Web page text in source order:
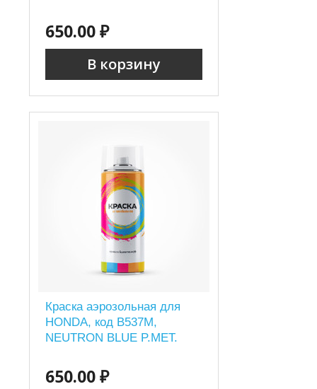
650.00 ₽
В корзину
Краска аэрозольная для
HONDA, код B537M,
NEUTRON BLUE P.MET.
650.00 ₽